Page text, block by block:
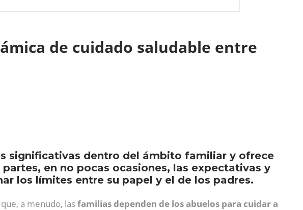
de cuidado saludable entre
significativas dentro del ámbito familiar y ofrece
en no pocas ocasiones, las expectativas y
los límites entre su papel y el de los padres.
a menudo, lasfamilias dependen de los abuelos para cuidar a